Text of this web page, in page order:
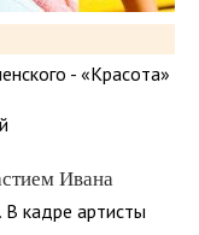
Ивана
кадре артисты